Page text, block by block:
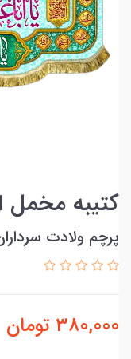
کتیبه مخمل
پرچم ولادت
380,000 تومان